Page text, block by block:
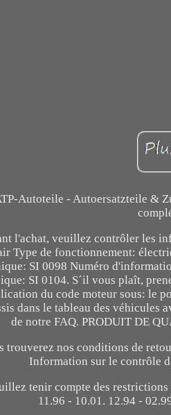
Autoteile - Autoersatzteile &
l'achat, veuillez contrôler les
Type de fonctionnement:
SI 0098 Numéro
SI 0104. S´il vous plaît,
du code moteur sous: le
dans le tableau des véhicules
de notre FAQ. PRODUIT DE
trouverez nos conditions de
Information sur le contrôle
tenir compte des
11.96 - 10.01. 12.94 -